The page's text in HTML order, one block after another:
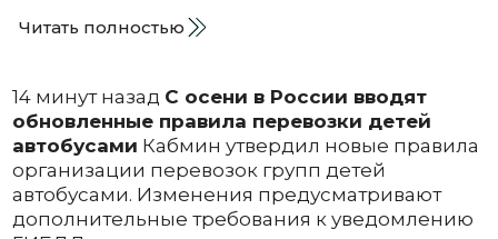
Читать полностью
14 минут назад С осени в России вводят
обновленные правила перевозки детей
автобусами Кабмин утвердил новые правила
организации перевозок групп детей
автобусами. Изменения предусматривают
дополнительные требования к уведомлению